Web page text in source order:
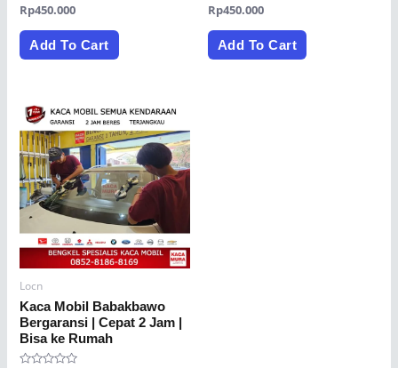
Rated
out
Rp450.000
Add To Cart
Rated
out
Rp450.000
Add To Cart
Locn
Kaca Mobil Babakbawo
Bergaransi | Cepat 2 Jam |
Bisa ke Rumah